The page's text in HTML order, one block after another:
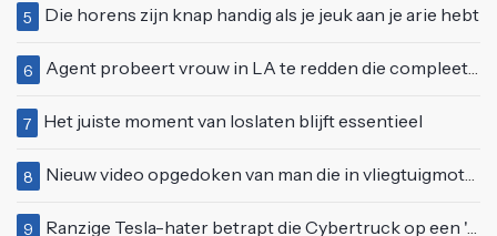
5 Die horens zijn knap handig als je jeuk aan je arie hebt
6 Agent probeert vrouw in LA te redden die compleet van het padje is
7 Het juiste moment van loslaten blijft essentieel
8 Nieuw video opgedoken van man die in vliegtuigmotor springt op vliegveld Milaan
9 Ranzige Tesla-hater betrapt die Cybertruck op een 'speciale bruine coating' trakteert